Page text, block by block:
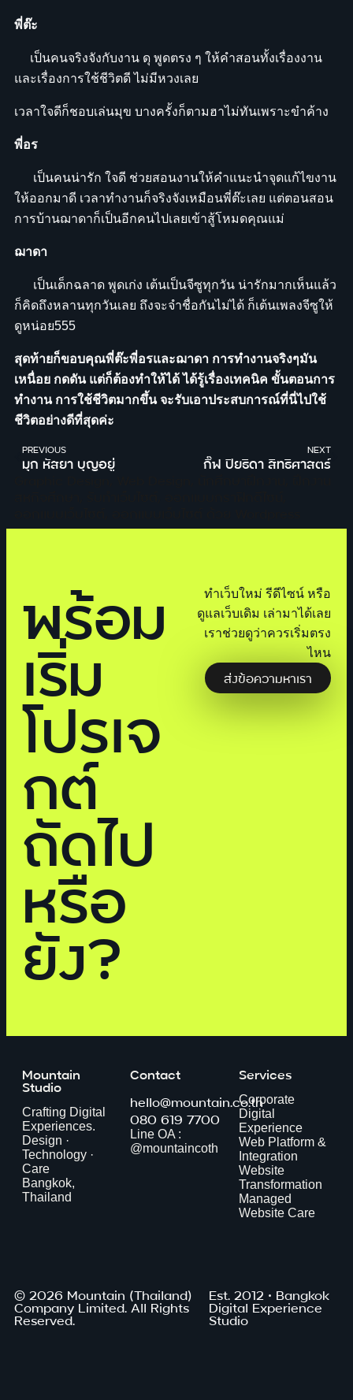
พี่ต๊ะ
เป็นคนจริงจังกับงาน ดุ พูดตรง ๆ ให้คำสอนทั้งเรื่องงาน
และเรื่องการใช้ชีวิตดี ไม่มีหวงเลย
เวลาใจดีก็ชอบเล่นมุข บางครั้งก็ตามฮาไม่ทันเพราะขำค้าง
พี่อร
เป็นคนน่ารัก ใจดี ช่วยสอนงานให้คำแนะนำจุดแก้ไขงาน
ให้ออกมาดี เวลาทำงานก็จริงจังเหมือนพี่ต๊ะเลย แต่ตอนสอน
การบ้านฌาดาก็เป็นอีกคนไปเลยเข้าสู้โหมดคุณแม่
ฌาดา
เป็นเด็กฉลาด พูดเก่ง เต้นเป็นจีซูทุกวัน น่ารักมากเห็นแล้ว
ก็คิดถึงหลานทุกวันเลย ถึงจะจำชื่อกันไม่ได้ ก็เต้นเพลงจีซูให้
ดูหน่อย555
สุดท้ายก็ขอบคุณพี่ต๊ะพี่อรและฌาดา การทำงานจริงๆมัน
เหนื่อย กดดัน แต่ก็ต้องทำให้ได้ ได้รู้เรื่องเทคนิค ขั้นตอนการ
ทำงาน การใช้ชีวิตมากขึ้น จะรับเอาประสบการณ์ที่นี่ไปใช้
ชีวิตอย่างดีที่สุดค่ะ
PREVIOUS
มุก หัสยา บุญอยู่
NEXT
กิ๊ฟ ปิยธิดา สิทธิศาสตร์
พร้อม
เริ่ม
โปรเจ
กต์
ถัดไป
หรือ
ยัง?
ทำเว็บใหม่ รีดีไซน์ หรือ
ดูแลเว็บเดิม เล่ามาได้เลย
เราช่วยดูว่าควรเริ่มตรง
ไหน
ส่งข้อความหาเรา
Mountain
Studio
Crafting Digital
Experiences.
Design ·
Technology ·
Care
Bangkok,
Thailand
Contact
hello@mountain.co.th
080 619 7700
Line OA :
@mountaincoth
Services
Corporate
Digital
Experience
Web Platform &
Integration
Website
Transformation
Managed
Website Care
© 2026 Mountain (Thailand)
Company Limited. All Rights
Reserved.
Est. 2012 · Bangkok
Digital Experience
Studio